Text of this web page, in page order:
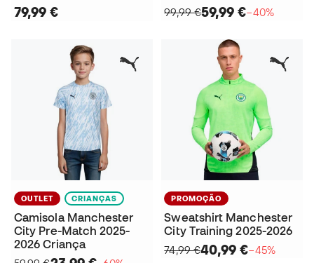
79,99 €
99,99 €59,99 €−40%
OUTLET CRIANÇAS
Camisola Manchester
City Pre-Match 2025-
2026 Criança
PROMOÇÃO
Sweatshirt Manchester
City Training 2025-2026
74,99 €40,99 €−45%